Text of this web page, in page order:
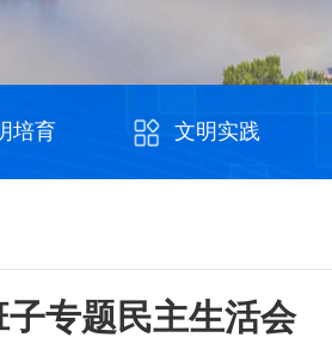
培育 文明实践
专题民主生活会